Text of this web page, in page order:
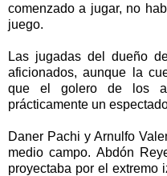
comenzado a jugar, no
juego.
Las jugadas del dueño
aficionados, aunque la
que el golero de los
prácticamente un
Daner Pachi y Arnulfo
medio campo. Abdón
proyectaba por el extremo